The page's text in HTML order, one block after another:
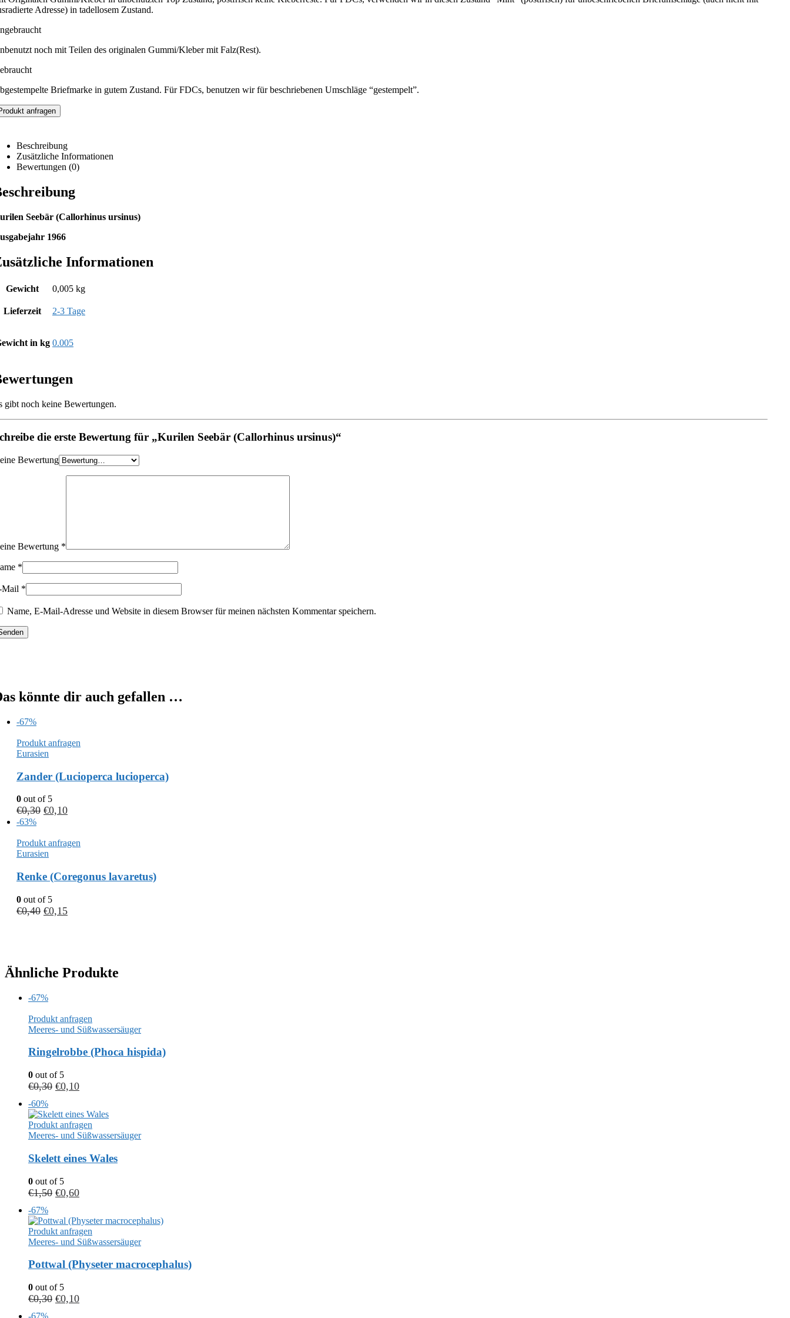
Adresse) in tadellosem Zustand.
noch mit Teilen des originalen Gummi/Kleber mit Falz(Rest).
Briefmarke in gutem Zustand. Für FDCs, benutzen wir für beschriebenen Umschläge “gestempelt”.
anfragen
Beschreibung
Zusätzliche Informationen
Bewertungen (0)
Seebär (Callorhinus ursinus)
1966
Informationen
Gewicht 0,005 kg
Lieferzeit 2-3 Tage
in kg 0.005
gibt noch keine Bewertungen.
die erste Bewertung für „Kurilen Seebär (Callorhinus ursinus)“
Bewertung
Bewertung *
*
Mail *
Name, E-Mail-Adresse und Website in diesem Browser für meinen nächsten Kommentar speichern.
könnte dir auch gefallen …
-67%
Produkt anfragen
Eurasien
Zander (Lucioperca lucioperca)
0 out of 5
€0,30 €0,10
-63%
Produkt anfragen
Eurasien
Renke (Coregonus lavaretus)
0 out of 5
€0,40 €0,15
Ähnliche Produkte
-67%
Produkt anfragen
Meeres- und Süßwassersäuger
Ringelrobbe (Phoca hispida)
0 out of 5
€0,30 €0,10
-60%
Produkt anfragen
Meeres- und Süßwassersäuger
Skelett eines Wales
0 out of 5
€1,50 €0,60
-67%
Produkt anfragen
Meeres- und Süßwassersäuger
Pottwal (Physeter macrocephalus)
0 out of 5
€0,30 €0,10
-67%